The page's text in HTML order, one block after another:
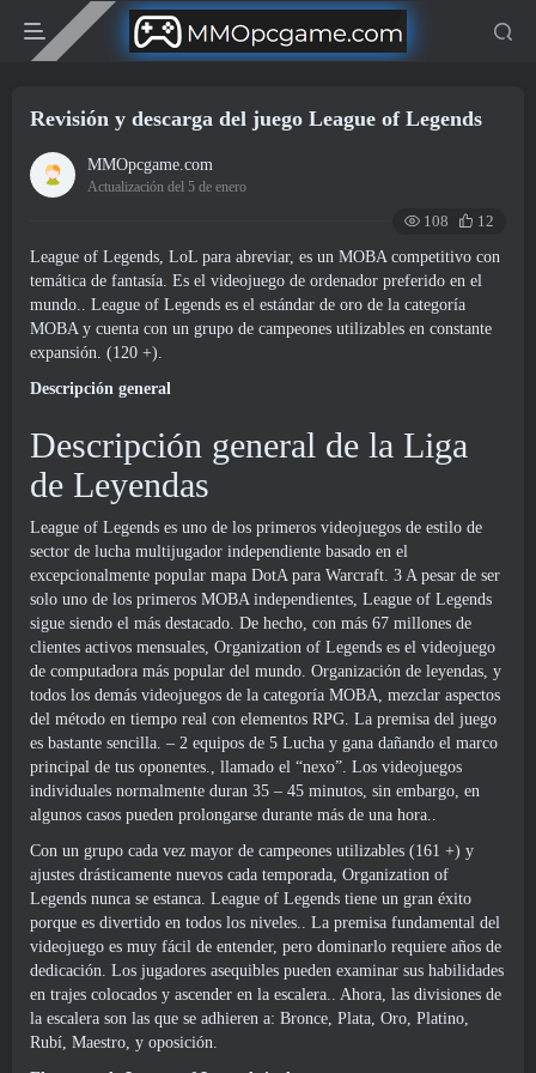
Revisión y descarga del juego League of Legends
MMOpcgame.com
Actualización del 5 de enero
108
12
League of Legends, LoL para abreviar, es un MOBA competitivo con
temática de fantasía. Es el videojuego de ordenador preferido en el
mundo.. League of Legends es el estándar de oro de la categoría
MOBA y cuenta con un grupo de campeones utilizables en constante
expansión. (120 +).
Descripción general
Descripción general de la Liga
de Leyendas
League of Legends es uno de los primeros videojuegos de estilo de
sector de lucha multijugador independiente basado en el
excepcionalmente popular mapa DotA para Warcraft. 3 A pesar de ser
solo uno de los primeros MOBA independientes, League of Legends
sigue siendo el más destacado. De hecho, con más 67 millones de
clientes activos mensuales, Organization of Legends es el videojuego
de computadora más popular del mundo. Organización de leyendas, y
todos los demás videojuegos de la categoría MOBA, mezclar aspectos
del método en tiempo real con elementos RPG. La premisa del juego
es bastante sencilla. – 2 equipos de 5 Lucha y gana dañando el marco
principal de tus oponentes., llamado el “nexo”. Los videojuegos
individuales normalmente duran 35 – 45 minutos, sin embargo, en
algunos casos pueden prolongarse durante más de una hora..
Con un grupo cada vez mayor de campeones utilizables (161 +) y
ajustes drásticamente nuevos cada temporada, Organization of
Legends nunca se estanca. League of Legends tiene un gran éxito
porque es divertido en todos los niveles.. La premisa fundamental del
videojuego es muy fácil de entender, pero dominarlo requiere años de
dedicación. Los jugadores asequibles pueden examinar sus habilidades
en trajes colocados y ascender en la escalera.. Ahora, las divisiones de
la escalera son las que se adhieren a: Bronce, Plata, Oro, Platino,
Rubí, Maestro, y oposición.